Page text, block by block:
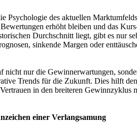
Psychologie des aktuellen
erhöht bleiben und das
Durchschnitt liegt, gibt es nur
sinkende Margen oder
nicht nur die Gewinnerwartungen,
Trends für die Zukunft. Dies hilft
in den breiteren Gewinnzyklus
einer Verlangsamung